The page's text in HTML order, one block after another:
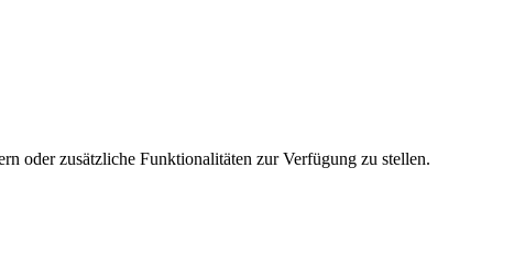
oder zusätzliche Funktionalitäten zur Verfügung zu stellen.